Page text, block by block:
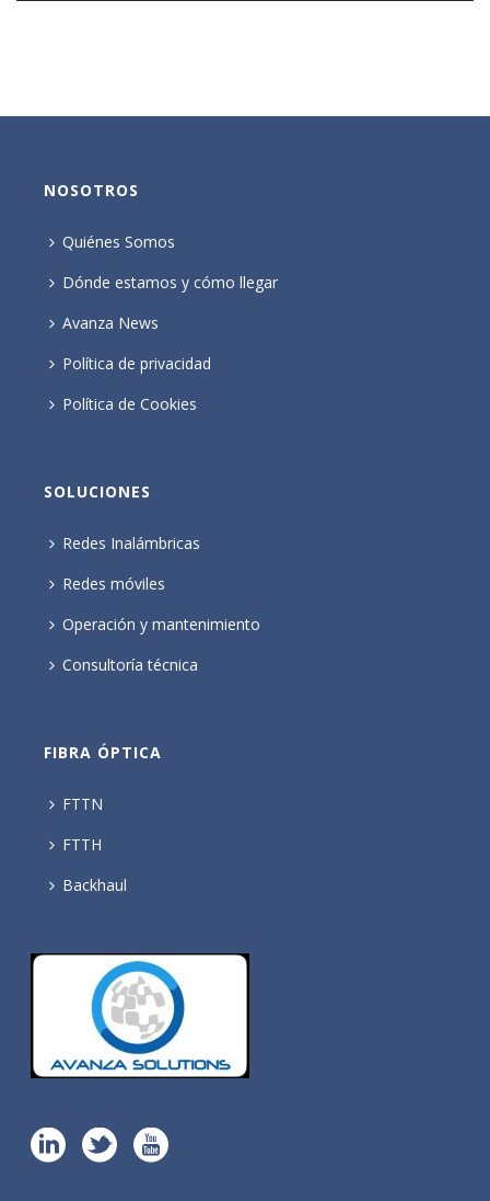
NOSOTROS
Quiénes Somos
Dónde estamos y cómo llegar
Avanza News
Política de privacidad
Política de Cookies
SOLUCIONES
Redes Inalámbricas
Redes móviles
Operación y mantenimiento
Consultoría técnica
FIBRA ÓPTICA
FTTN
FTTH
Backhaul